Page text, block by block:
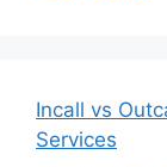
Incall vs
Services